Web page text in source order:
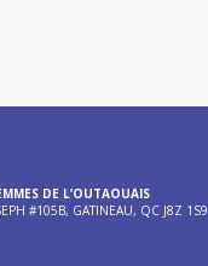
DE L’OUTAOUAIS
#105B, GATINEAU, QC J8Z 1S9